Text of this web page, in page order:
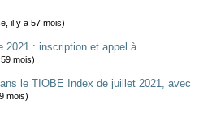
il y a 57 mois)
2021 : inscription et appel à
mois)
le TIOBE Index de juillet 2021, avec
mois)